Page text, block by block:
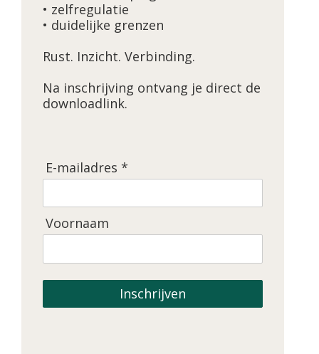
• zelfregulatie
• duidelijke grenzen
Rust. Inzicht. Verbinding.
Na inschrijving ontvang je direct de
downloadlink.
E-mailadres *
Voornaam
Inschrijven